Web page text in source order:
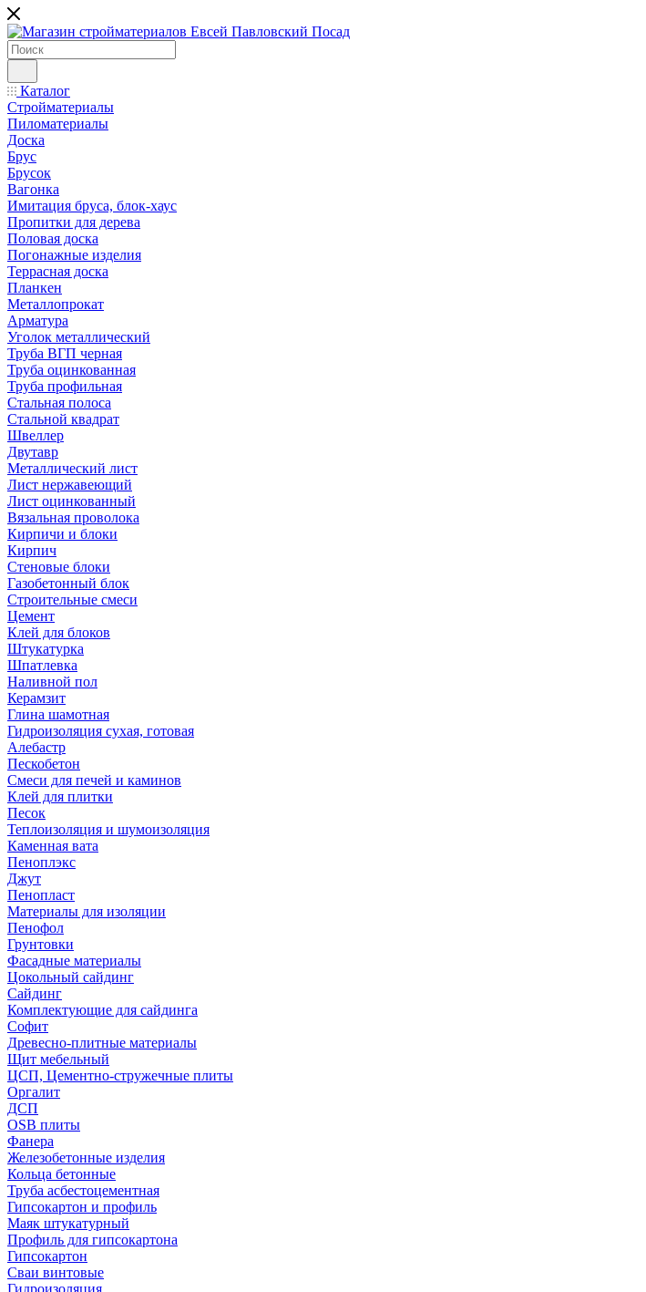
Каталог
Стройматериалы
Пиломатериалы
Доска
Брус
Брусок
Вагонка
Имитация бруса, блок-хаус
Пропитки для дерева
Половая доска
Погонажные изделия
Террасная доска
Планкен
Металлопрокат
Арматура
Уголок металлический
Труба ВГП черная
Труба оцинкованная
Труба профильная
Стальная полоса
Стальной квадрат
Швеллер
Двутавр
Металлический лист
Лист нержавеющий
Лист оцинкованный
Вязальная проволока
Кирпичи и блоки
Кирпич
Стеновые блоки
Газобетонный блок
Строительные смеси
Цемент
Клей для блоков
Штукатурка
Шпатлевка
Наливной пол
Керамзит
Глина шамотная
Гидроизоляция сухая, готовая
Алебастр
Пескобетон
Смеси для печей и каминов
Клей для плитки
Песок
Теплоизоляция и шумоизоляция
Каменная вата
Пеноплэкс
Джут
Пенопласт
Материалы для изоляции
Пенофол
Грунтовки
Фасадные материалы
Цокольный сайдинг
Сайдинг
Комплектующие для сайдинга
Софит
Древесно-плитные материалы
Щит мебельный
ЦСП, Цементно-стружечные плиты
Оргалит
ДСП
OSB плиты
Фанера
Железобетонные изделия
Кольца бетонные
Труба асбестоцементная
Гипсокартон и профиль
Маяк штукатурный
Профиль для гипсокартона
Гипсокартон
Сваи винтовые
Гидроизоляция